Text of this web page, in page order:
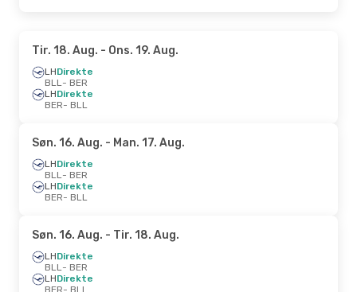
Tir. 18. Aug. - Ons. 19. Aug.
LHDirekte
BLL- BER
LHDirekte
BER- BLL
Søn. 16. Aug. - Man. 17. Aug.
LHDirekte
BLL- BER
LHDirekte
BER- BLL
Søn. 16. Aug. - Tir. 18. Aug.
LHDirekte
BLL- BER
LHDirekte
BER- BLL